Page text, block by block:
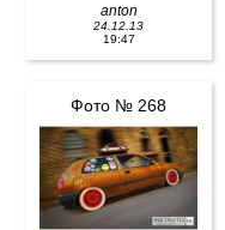
anton
24.12.13
19:47
Фото № 268